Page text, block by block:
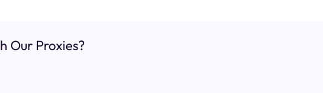
Our Proxies?